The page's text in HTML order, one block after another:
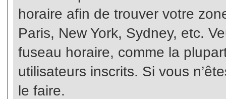
horaire afin de trouver votre
Paris, New York, Sydney, etc.
fuseau horaire, comme la
utilisateurs inscrits. Si vous
le faire.